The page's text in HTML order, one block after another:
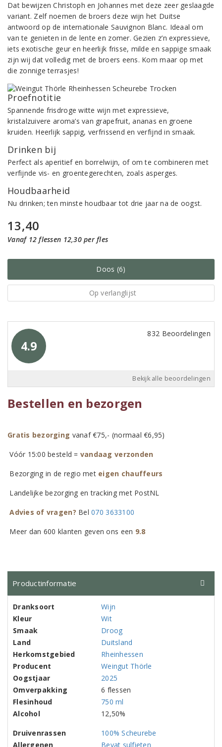
Dat bewijzen Christoph en Johannes met deze zeer geslaagde
variant. Zelf noemen de broers deze wijn het Duitse
antwoord op de internationale Sauvignon Blanc. Ideaal om
van te genieten in de lente en zomer. Gezien z’n expressieve,
iets exotische geur en heerlijk frisse, milde en sappige smaak
zijn wij dat volledig met de broers eens. Kom maar op met
die zonnige terrasjes!
Proefnotitie
Spannende frisdroge witte wijn met expressieve,
kristalzuivere aroma’s van grapefruit, ananas en groene
kruiden. Heerlijk sappig, verfrissend en verfijnd in smaak.
Drinken bij
Perfect als aperitief en borrelwijn, of om te combineren met
verfijnde vis- en groentegerechten, zoals asperges.
Houdbaarheid
Nu drinken; ten minste houdbaar tot drie jaar na de oogst.
13,40
Vanaf 12 flessen 12,30 per fles
Doos (6)
Op verlanglijst
4.9
832 Beoordelingen
Bekijk alle beoordelingen
Bestellen en bezorgen
Gratis bezorging vanaf €75,- (normaal €6,95)
Vóór 15:00 besteld = vandaag verzonden
Bezorging in de regio met eigen chauffeurs
Landelijke bezorging en tracking met PostNL
Advies of vragen? Bel070 3633100
Meer dan 600 klanten geven ons een 9.8
Productinformatie
Dranksoort
Wijn
Kleur
Wit
Smaak
Droog
Land
Duitsland
Herkomstgebied
Rheinhessen
Producent
Weingut Thörle
Oogstjaar
2025
Omverpakking
6 flessen
Flesinhoud
750 ml
Alcohol
12,50%
Druivenrassen
100% Scheurebe
Allergenen
Bevat sulfieten